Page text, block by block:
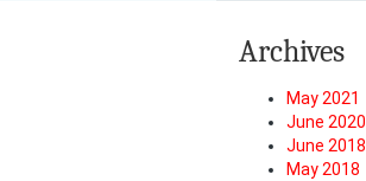
Archives
May 2021
June 2020
June 2018
May 2018